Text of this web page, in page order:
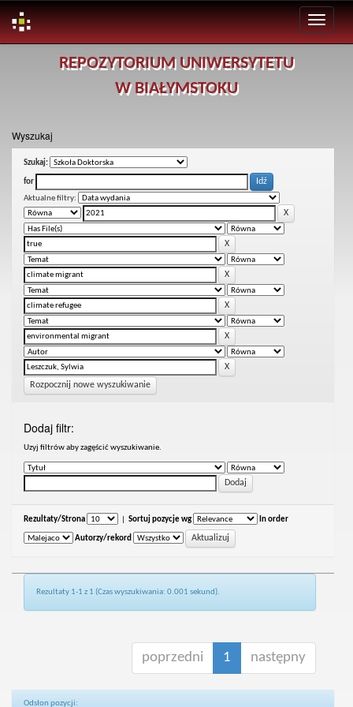
REPOZYTORIUM UNIWERSYTETU
W BIAŁYMSTOKU
Wyszukaj
Szukaj:
for
Aktualne filtry:
Rozpocznij nowe wyszukiwanie
Dodaj filtr:
Uzyj filtrów aby zagęścić wyszukiwanie.
Rezultaty/Strona Sortuj pozycje wg In order
Autorzy/rekord
Rezultaty 1-1 z 1 (Czas wyszukiwania: 0.001 sekund).
poprzedni 1 następny
Odsłon pozycji: